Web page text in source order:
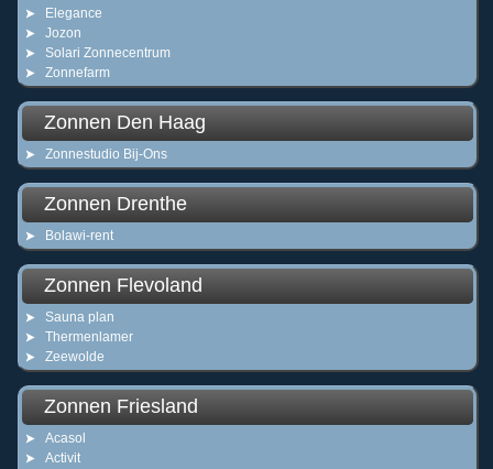
Elegance
Jozon
Solari Zonnecentrum
Zonnefarm
Zonnen Den Haag
Zonnestudio Bij-Ons
Zonnen Drenthe
Bolawi-rent
Zonnen Flevoland
Sauna plan
Thermenlamer
Zeewolde
Zonnen Friesland
Acasol
Activit